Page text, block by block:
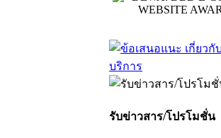
รับข่าวสาร/โปรโมชั่น